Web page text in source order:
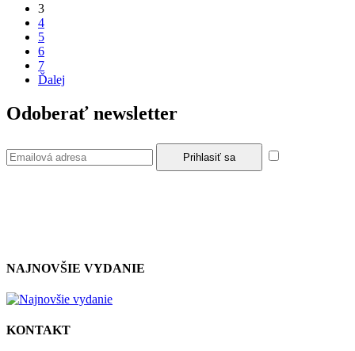
3
4
5
6
7
Ďalej
Odoberať newsletter
NAJNOVŠIE VYDANIE
KONTAKT